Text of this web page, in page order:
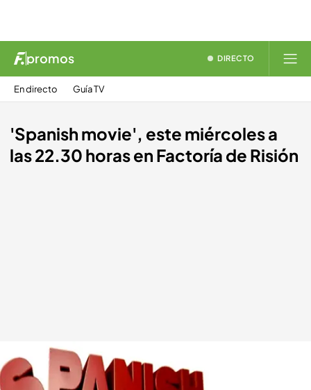
promos DIRECTO
En directo Guía TV
'Spanish movie', este miércoles a
las 22.30 horas en Factoría de Risión
telecinco.es
14 DIC 2014 - 20:00h.